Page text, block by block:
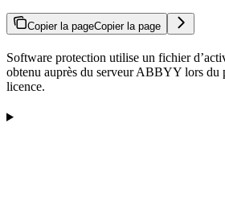
Copier la pageCopier la page
Software protection utilise un fichier
obtenu auprès du serveur ABBYY lors du
licence.